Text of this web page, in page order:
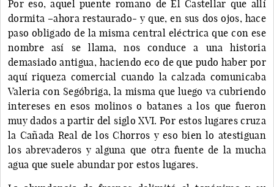
Por eso, aquel puente romano de El Castellar que allí
dormita –ahora restaurado- y que, en sus dos ojos, hace
paso obligado de la misma central eléctrica que con ese
nombre así se llama, nos conduce a una historia
demasiado antigua, haciendo eco de que pudo haber por
aquí riqueza comercial cuando la calzada comunicaba
Valeria con Segóbriga, la misma que luego va cubriendo
intereses en esos molinos o batanes a los que fueron
muy dados a partir del siglo XVI. Por estos lugares cruza
la Cañada Real de los Chorros y eso bien lo atestiguan
los abrevaderos y alguna que otra fuente de la mucha
agua que suele abundar por estos lugares.